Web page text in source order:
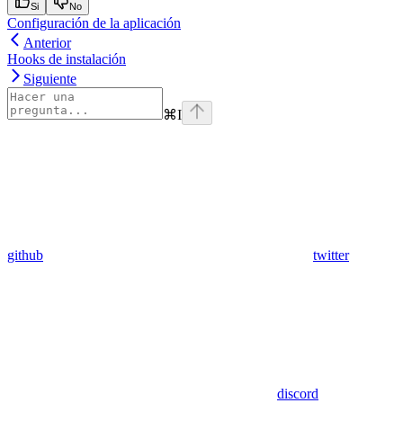
Si No
Configuración de la aplicación
Anterior
Hooks de instalación
Siguiente
⌘I
github twitter
discord